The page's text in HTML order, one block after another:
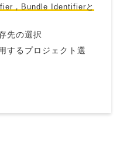
，Bundle Identifierと
先の選択
するプロジェクト選